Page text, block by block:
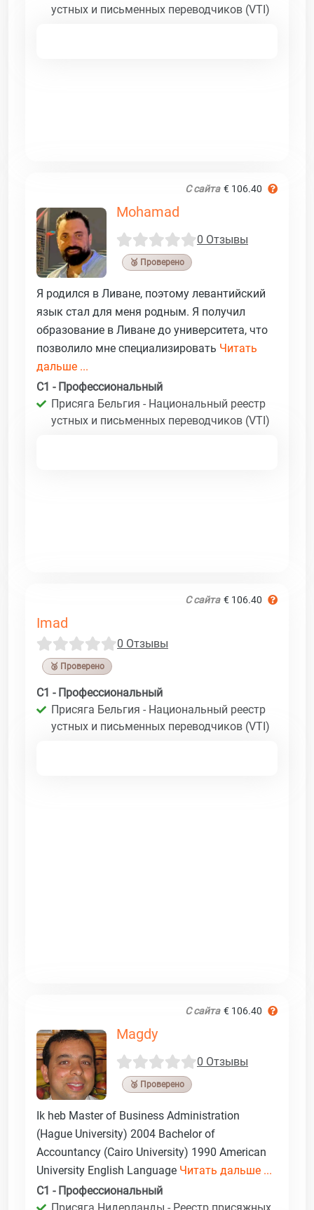
устных и письменных переводчиков (VTI)
С сайта € 106.40
Mohamad
0 Отзывы
🥉 Проверено
Я родился в Ливане, поэтому левантийский
язык стал для меня родным. Я получил
образование в Ливане до университета, что
позволило мне специализировать Читать
дальше ...
C1 - Профессиональный
Присяга Бельгия - Национальный реестр
устных и письменных переводчиков (VTI)
С сайта € 106.40
Imad
0 Отзывы
🥉 Проверено
C1 - Профессиональный
Присяга Бельгия - Национальный реестр
устных и письменных переводчиков (VTI)
С сайта € 106.40
Magdy
0 Отзывы
🥉 Проверено
Ik heb Master of Business Administration
(Hague University) 2004 Bachelor of
Accountancy (Cairo University) 1990 American
University English Language Читать дальше ...
C1 - Профессиональный